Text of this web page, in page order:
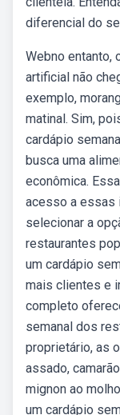
diferencial do
Webno entanto,
artificial não
exemplo,
matinal. Sim,
cardápio
busca uma
econômica.
acesso a essas
selecionar a
restaurantes
um cardápio
mais clientes e
completo
semanal dos
proprietário, as
assado,
mignon ao
um cardápio